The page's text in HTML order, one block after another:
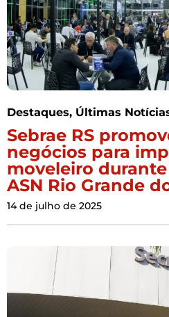
Destaques, Últimas
Sebrae RS
negócios para
moveleiro durante
ASN Rio Grande
14 de julho de 2025